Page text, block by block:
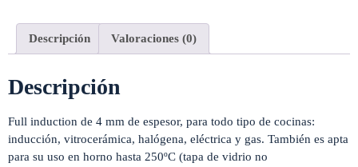
Descripción Valoraciones (0)
Descripción
Full induction de 4 mm de espesor, para todo tipo de cocinas:
inducción, vitrocerámica, halógena, eléctrica y gas. También es apta
para su uso en horno hasta 250ºC (tapa de vidrio no